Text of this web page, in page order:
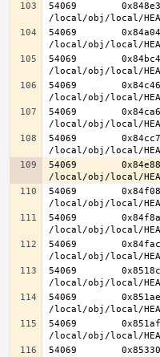
54069
54069
54069
54069
54069
54069
54069
54069
54069
54069
54069
54069
54069
54069